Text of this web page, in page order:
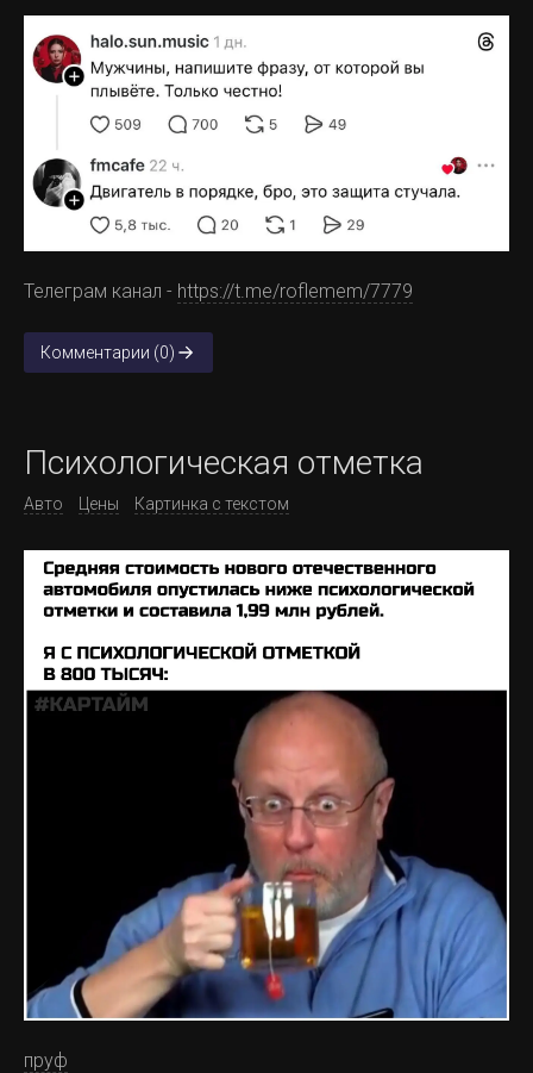
Телеграм канал - https://t.me/roflemem/7779
Комментарии (0)
Психологическая отметка
Авто Цены Картинка с текстом
пруф